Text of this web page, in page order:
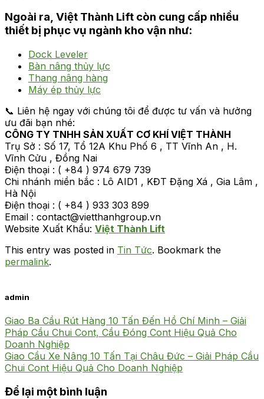
Ngoài ra, Việt Thành Lift còn cung cấp nhiều
thiết bị phục vụ ngành kho vận như:
Dock Leveler
Bàn nâng thủy lực
Thang nâng hàng
Máy ép thủy lực
📞 Liên hệ ngay với chúng tôi để được tư vấn và hưởng
ưu đãi bạn nhé:
CÔNG TY TNHH SẢN XUẤT CƠ KHÍ VIỆT THÀNH
Trụ Sở : Số 17, Tổ 12A Khu Phố 6 , TT Vĩnh An , H.
Vĩnh Cửu , Đồng Nai
Điện thoại : ( +84 ) 974 679 739
Chi nhánh miền bắc : Lô AID1 , KĐT Đặng Xá , Gia Lâm ,
Hà Nội
Điện thoại : ( +84 ) 933 303 899
Email : contact@vietthanhgroup.vn
Website Xuất Khẩu: Việt Thành Lift
This entry was posted in Tin Tức. Bookmark the
permalink.
admin
Giao Ba Cầu Rút Hàng 10 Tấn Đến Hồ Chí Minh – Giải
Pháp Cầu Chui Cont, Cầu Đóng Cont Hiệu Quả Cho
Doanh Nghiệp
Giao Cầu Xe Nâng 10 Tấn Tại Châu Đức – Giải Pháp Cầu
Chui Cont Hiệu Quả Cho Doanh Nghiệp
Để lại một bình luận